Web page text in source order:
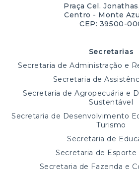
Praça Cel.
Centro - Monte
CEP: 39500-
Secretarias
Secretaria de Administração e
Secretaria de
Secretaria de Agropecuária e
Sustentável
Secretaria de Desenvolvimento
Turismo
Secretaria de
Secretaria de Esporte
Secretaria de Fazenda e